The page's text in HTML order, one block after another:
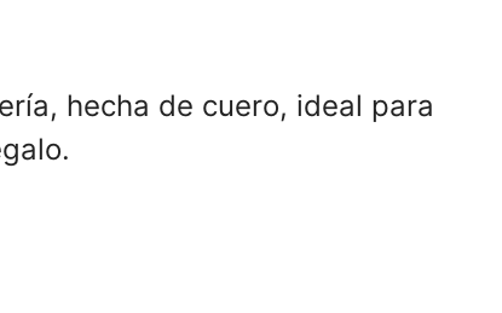
hecha de cuero, ideal para